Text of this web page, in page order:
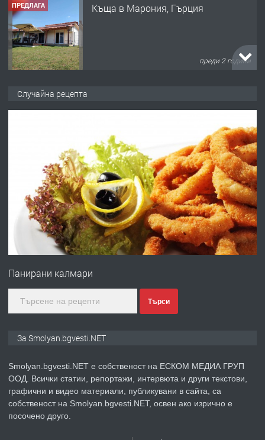
ПРЕДЛАГА Къща в Марония, Гърция
преди 2 години
НЕГОВОТО КАЧЕСТВО
преди 2 години
ПРЕДЛАГА Имот в Северна Гърция, до Кавала
преди 2 години
Иглолистни Пелети клас А1
преди 2 години
ТЪРСИ Търсят се строителни работници
Случайна рецепта
Панирани калмари
Търси
За Smolyan.bgvesti.NET
Smolyan.bgvesti.NET е собственост на ЕСКОМ МЕДИА ГРУП
ООД. Всички статии, репортажи, интервюта и други текстови,
графични и видео материали, публикувани в сайта, са
собственост на Smolyan.bgvesti.NET, освен ако изрично е
посочено друго.